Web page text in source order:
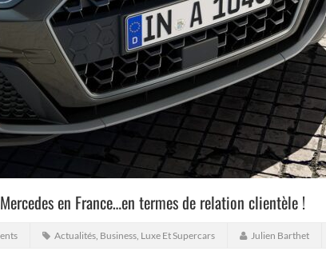
en France…en termes de relation clientèle !
Actualités, Business, Luxe Et Supercars Julien Barthet